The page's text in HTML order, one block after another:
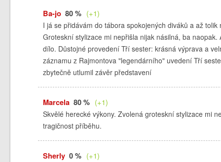
Ba-jo80 % (+1)
I já se přidávám do tábora spokojených diváků a až
Groteskní stylizace mi nepřišla nijak násilná, ba
dílo. Důstojné provedení Tří sester: krásná výprava a
záznamu z Rajmontova "legendárního" uvedení Tří
zbytečně utlumil závěr představení
Marcela80 % (+1)
Skvělé herecké výkony. Zvolená groteskní stylizace mi
tragičnost příběhu.
Sherly0 % (+1)